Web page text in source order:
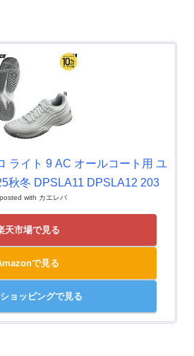
ライト 9 AC オールコート用 ユ
秋冬 DPSLA11 DPSLA12 203
posted with カエレバ
天市場で見る
で見る
ョッピングで見る